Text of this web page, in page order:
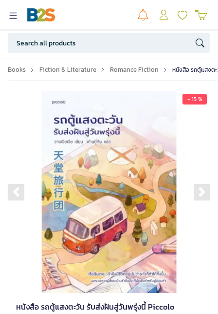
Books Fiction & Literature Romance Fiction หนังสือ รถตู้แสงต
- 15 %
Previous slide
หนังสือ รถตู้แสงตะวัน รับส่งฝันสู่วันพรุ่งนี้ Piccolo